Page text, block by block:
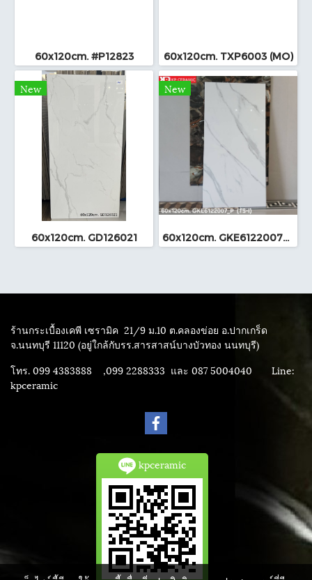
60x120cm. #P12823 60x120cm. TXP6003 (MO)
New
60x120cm. GD126021
New
60x120cm. GKE6122007_P (TS-I)
ร้านกระเบื้องเคพี เซรามิค 21/9 ม.10 ต.คลองข่อย อ.ปากเกร็ด
จ.นนทบุรี 11120 (อยู่ใกล้กับรร.สารสาสน์บางบัวทอง นนทบุรี)
โทร. 099 4383888 ,099 2288333 และ 087 5004040 Line:
kpceramic
kpceramic